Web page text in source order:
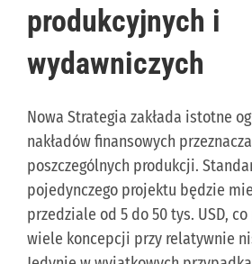
produkcyjnych i
wydawniczych
Nowa Strategia zakłada istotne
nakładów finansowych
poszczególnych produkcji.
pojedynczego projektu będzie
przedziale od 5 do 50 tys. USD,
wiele koncepcji przy relatywnie